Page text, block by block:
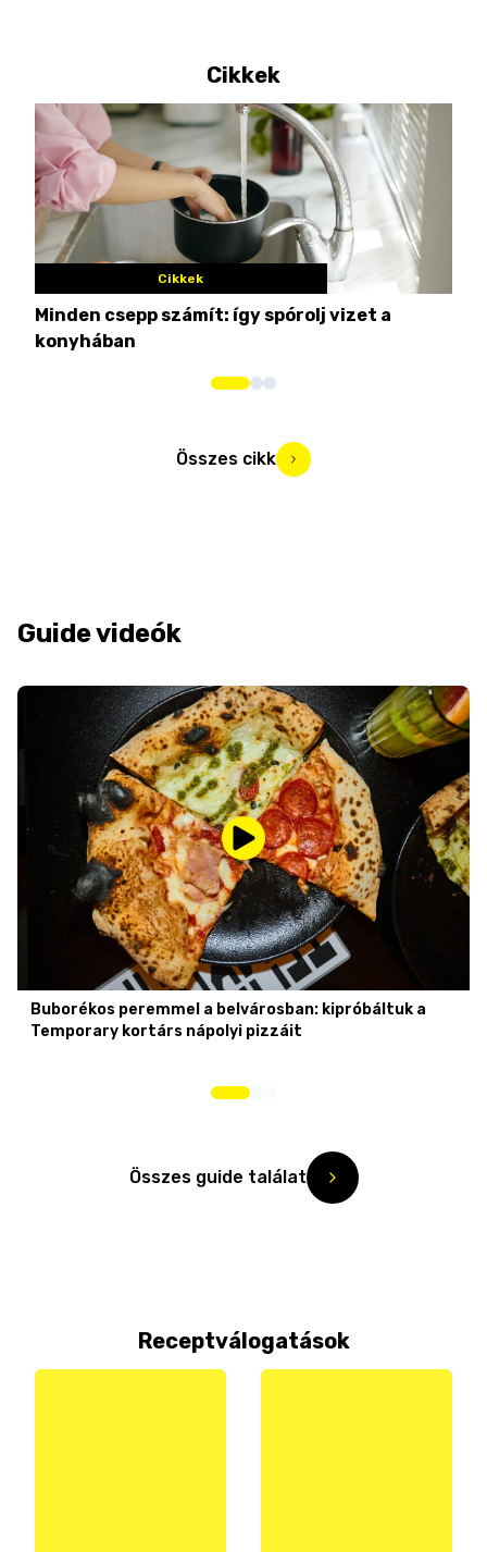
Cikkek
Cikkek
Minden csepp számít: így spórolj vizet a
konyhában
Összes cikk
Guide videók
Buborékos peremmel a belvárosban: kipróbáltuk a
Temporary kortárs nápolyi pizzáit
Összes guide találat
Receptválogatások